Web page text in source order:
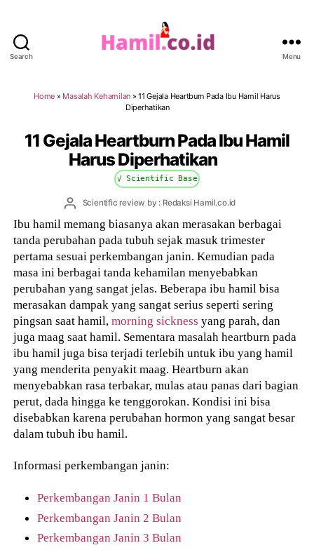
Search Menu
Home » Masalah Kehamilan»11 Gejala Heartburn Pada Ibu Hamil Harus
Diperhatikan
11 Gejala Heartburn Pada Ibu Hamil
Harus Diperhatikan
√ Scientific Base
PostScientific review by : Redaksi Hamil.co.id
Ibu hamil memang biasanya akan merasakan berbagai
tanda perubahan pada tubuh sejak masuk trimester
pertama sesuai perkembangan janin. Kemudian pada
masa ini berbagai tanda kehamilan menyebabkan
perubahan yang sangat jelas. Beberapa ibu hamil bisa
merasakan dampak yang sangat serius seperti sering
pingsan saat hamil,morning sickness yang parah, dan
juga maag saat hamil. Sementara masalah heartburn pada
ibu hamil juga bisa terjadi terlebih untuk ibu yang hamil
yang menderita penyakit maag. Heartburn akan
menyebabkan rasa terbakar, mulas atau panas dari bagian
perut, dada hingga ke tenggorokan. Kondisi ini bisa
disebabkan karena perubahan hormon yang sangat besar
dalam tubuh ibu hamil.
Informasi perkembangan janin:
Perkembangan Janin 1 Bulan
Perkembangan Janin 2 Bulan
Perkembangan Janin 3 Bulan